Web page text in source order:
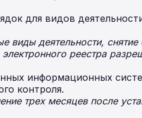
для видов
виды деятельности, снятие
реестра
информационных
контроля.
трех месяцев после